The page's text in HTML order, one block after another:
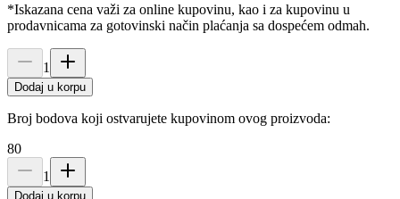
*Iskazana cena važi za online kupovinu, kao i za kupovinu u
prodavnicama za gotovinski način plaćanja sa dospećem odmah.
1
Dodaj u korpu
Broj bodova koji ostvarujete kupovinom ovog proizvoda:
80
1
Dodaj u korpu